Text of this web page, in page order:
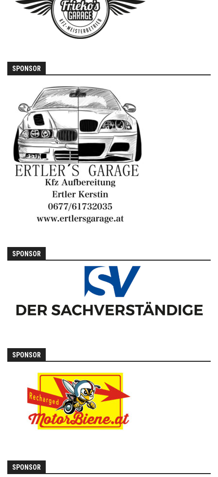
SPONSOR
SPONSOR
SPONSOR
SPONSOR